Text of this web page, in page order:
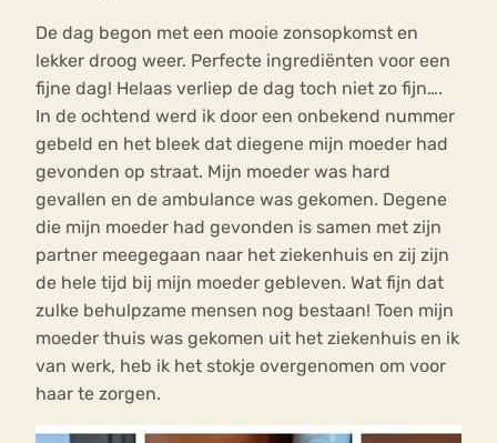
De dag begon met een mooie zonsopkomst en
lekker droog weer. Perfecte ingrediënten voor een
fijne dag! Helaas verliep de dag toch niet zo fijn….
In de ochtend werd ik door een onbekend nummer
gebeld en het bleek dat diegene mijn moeder had
gevonden op straat. Mijn moeder was hard
gevallen en de ambulance was gekomen. Degene
die mijn moeder had gevonden is samen met zijn
partner meegegaan naar het ziekenhuis en zij zijn
de hele tijd bij mijn moeder gebleven. Wat fijn dat
zulke behulpzame mensen nog bestaan! Toen mijn
moeder thuis was gekomen uit het ziekenhuis en ik
van werk, heb ik het stokje overgenomen om voor
haar te zorgen.